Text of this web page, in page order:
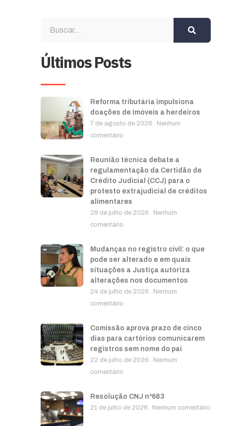
Últimos Posts
Reforma tributária impulsiona
doações de imóveis a herdeiros
7 de agosto de 2026
Nenhum
comentário
Reunião técnica debate a
regulamentação da Certidão de
Crédito Judicial (CCJ) para o
protesto extrajudicial de créditos
alimentares
28 de julho de 2026
Nenhum
comentário
Mudanças no registro civil: o que
pode ser alterado e em quais
situações a Justiça autoriza
alterações nos documentos
24 de julho de 2026
Nenhum
comentário
Comissão aprova prazo de cinco
dias para cartórios comunicarem
registros sem nome do pai
22 de julho de 2026
Nenhum
comentário
Resolução CNJ nº683
21 de julho de 2026 Nenhum comentário